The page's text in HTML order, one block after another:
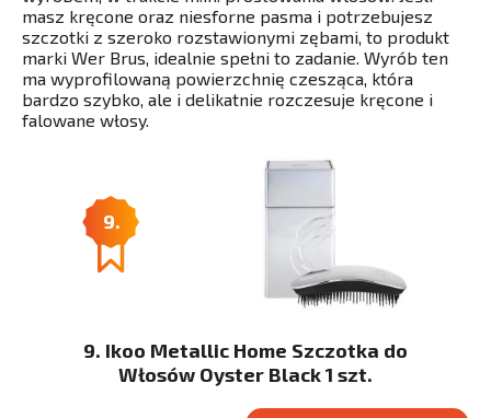
masz kręcone oraz niesforne pasma i potrzebujesz
szczotki z szeroko rozstawionymi zębami, to produkt
marki Wer Brus, idealnie spełni to zadanie. Wyrób ten
ma wyprofilowaną powierzchnię czesząca, która
bardzo szybko, ale i delikatnie rozczesuje kręcone i
falowane włosy.
9.
9. Ikoo Metallic Home Szczotka do
Włosów Oyster Black 1 szt.